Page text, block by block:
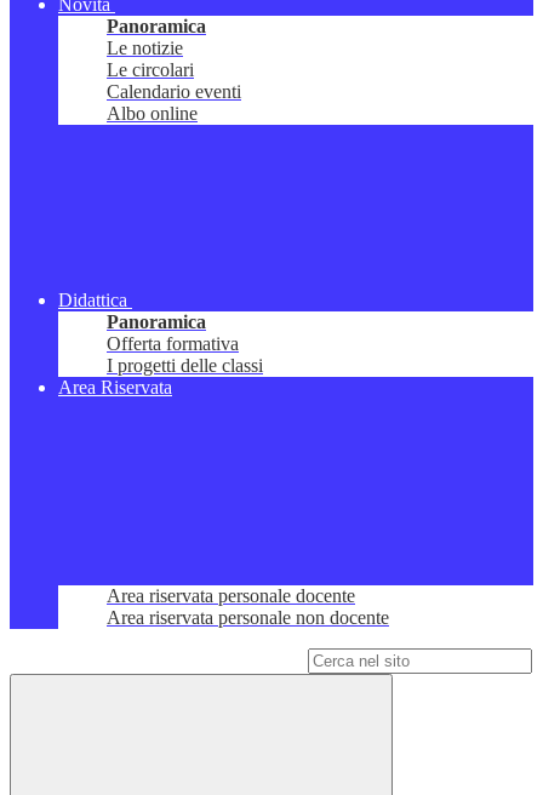
Novità
Panoramica
Le notizie
Le circolari
Calendario eventi
Albo online
Didattica
Panoramica
Offerta formativa
I progetti delle classi
Area Riservata
Area riservata personale docente
Area riservata personale non docente